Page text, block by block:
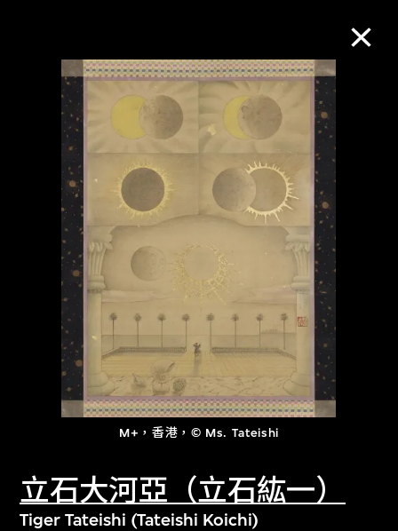
M+，香港，© Ms. Tateishi
立石大河亞（立石紘一）
Tiger Tateishi (Tateishi Koichi)
M+藏品
進一步篩選 搜索
關於M+藏品
探索世界頂級的二十及二十一世紀視覺
文化藏品。